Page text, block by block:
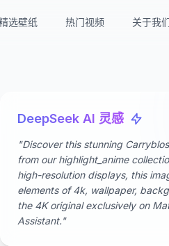
选壁纸 热门视频 关于我
DeepSeek AI 灵感
"Discover this stunning
from our highlight_anime
high-resolution displays, this
elements of 4k, wallpaper,
the 4K original exclusively on
Assistant."